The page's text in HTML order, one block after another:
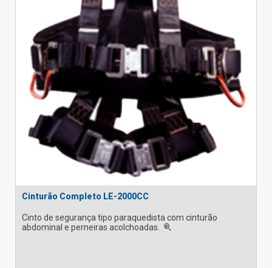
Cinturão Completo LE-2000CC
Cinto de segurança tipo paraquedista com cinturão
abdominal e perneiras acolchoadas.